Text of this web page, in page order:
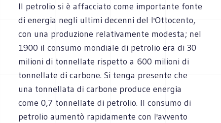
Il petrolio si è affacciato come importante fonte
di energia negli ultimi decenni del l'Ottocento,
con una produzione relativamente modesta; nel
1900 il consumo mondiale di petrolio era di 30
milioni di tonnellate rispetto a 600 milioni di
tonnellate di carbone. Si tenga presente che
una tonnellata di carbone produce energia
come 0,7 tonnellate di petrolio. Il consumo di
petrolio aumentò rapidamente con l'avvento